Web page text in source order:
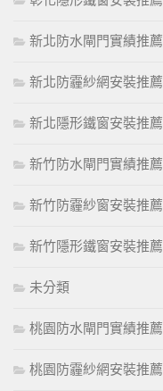
新北防水閘門實績推薦
新北防霾紗網安裝推薦
新北隱形鐵窗安裝推薦
新竹防水閘門實績推薦
新竹防霾紗窗安裝推薦
新竹隱形鐵窗安裝推薦
未分類
桃園防水閘門實績推薦
桃園防霾紗網安裝推薦